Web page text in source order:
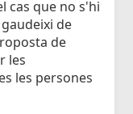
cas que no s'hi
de
de
les
les persones